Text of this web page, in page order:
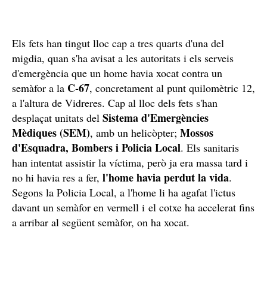
Els fets han tingut lloc cap a tres quarts d'una del
migdia, quan s'ha avisat a les autoritats i els serveis
d'emergència que un home havia xocat contra un
semàfor a la C-67, concretament al punt quilomètric 12,
a l'altura de Vidreres. Cap al lloc dels fets s'han
desplaçat unitats del Sistema d'Emergències
Mèdiques (SEM), amb un helicòpter; Mossos
d'Esquadra, Bombers i Policia Local. Els sanitaris
han intentat assistir la víctima, però ja era massa tard i
no hi havia res a fer, l'home havia perdut la vida.
Segons la Policia Local, a l'home li ha agafat l'ictus
davant un semàfor en vermell i el cotxe ha accelerat fins
a arribar al següent semàfor, on ha xocat.